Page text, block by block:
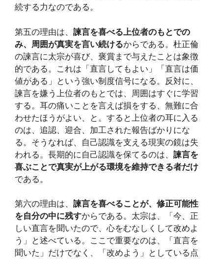
続する力なのである。
第五の理由は、 諫言を喜べる上位者のもとでの
み、周囲が真実を言い続けるからである。杜正倫
の諫言に太宗が喜び、褒賞まで与えたことは象徴
的である。これは「直言してもよい」「直言は価
値がある」という強い制度信号になる。反対に、
諫言を嫌う上位者のもとでは、周囲はすぐに学習
する。耳の痛いことを言えば損をする、無難に合
わせたほうがよい、と。すると上位者の耳に入る
のは、追認、迎合、加工された報告ばかりにな
る。そうなれば、自己認識を支える現実の鏡は失
われる。長期的に自己認識を保てるのは、 諫言を
喜ぶことで真実が上がる環境を維持できる者だけ
である。
第六の理由は、 諫言を喜べることが、修正可能性
を自分の中に残すからである。太宗は、「今、正
しい直言を聞いたので、心をむなしくして改めよ
う」と述べている。ここで重要なのは、「直言を
聞いた」だけでなく、「改めよう」としている点